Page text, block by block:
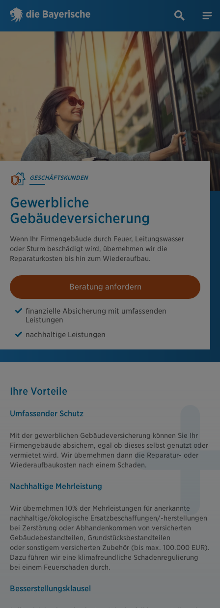
GESCHÄFTSKUNDEN
Gewerbliche
Gebäudeversicherung
Wenn Ihr Firmengebäude durch Feuer, Leitungswasser
oder Sturm beschädigt wird, übernehmen wir die
Reparaturkosten bis hin zum Wiederaufbau.
Beratung anfordern
finanzielle Absicherung mit umfassenden
Leistungen
nachhaltige Leistungen
Ihre Vorteile
Umfassender Schutz
Mit der gewerblichen Gebäudeversicherung können Sie Ihr
Firmengebäude absichern, egal ob dieses selbst genutzt oder
vermietet wird. Wir übernehmen dann die Reparatur- oder
Wiederaufbaukosten nach einem Schaden.
Nachhaltige Mehrleistung
Wir übernehmen 10% der Mehrleistungen für anerkannte
nachhaltige/ökologische Ersatzbeschaffungen/-herstellungen
bei Zerstörung oder Abhandenkommen von versicherten
Gebäudebestandteilen, Grundstücksbestandteilen
oder sonstigem versicherten Zubehör (bis max. 100.000 EUR).
Dazu führen wir eine klimafreundliche Schadenregulierung
bei einem Feuerschaden durch.
Besserstellungsklausel